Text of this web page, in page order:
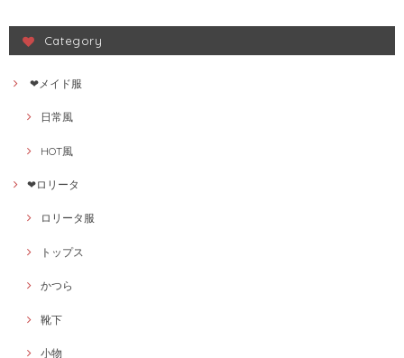
Category
❤メイド服
日常風
HOT風
❤ロリータ
ロリータ服
トップス
かつら
靴下
小物